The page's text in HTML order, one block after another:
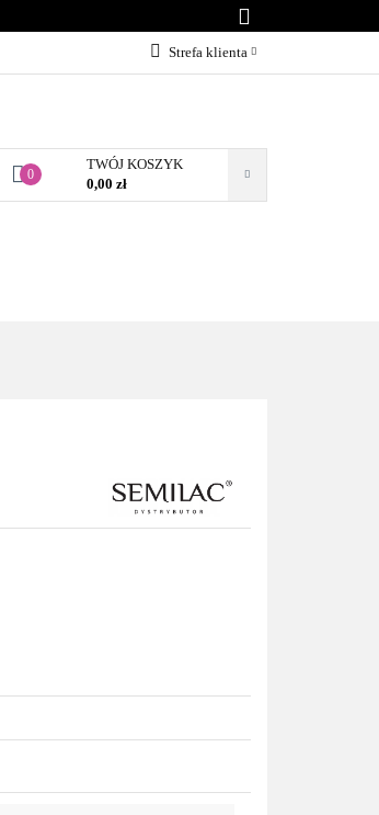
Strefa klienta
Dodaj zgłoszenie
Zgody cookies
0
TWÓJ KOSZYK
0,00 zł